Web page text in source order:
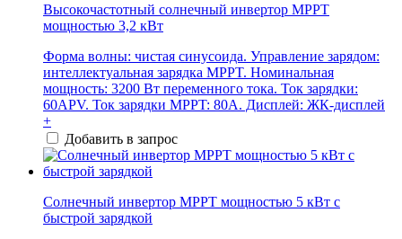
Высокочастотный солнечный инвертор MPPT
мощностью 3,2 кВт
Форма волны: чистая синусоида. Управление зарядом:
интеллектуальная зарядка MPPT. Номинальная
мощность: 3200 Вт переменного тока. Ток зарядки:
60APV. Ток зарядки MPPT: 80А. Дисплей: ЖК-дисплей
+
Добавить в запрос
Солнечный инвертор MPPT мощностью 5 кВт с
быстрой зарядкой